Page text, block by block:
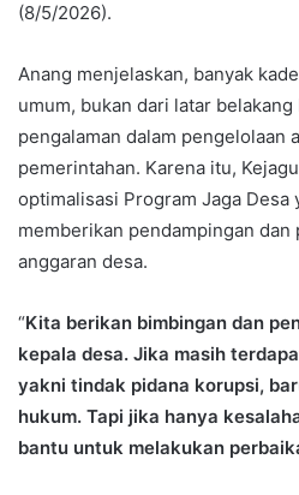
(8/5/2026).
Anang menjelaskan, banyak
umum, bukan dari latar
pengalaman dalam pengelolaan
pemerintahan. Karena itu,
optimalisasi Program Jaga Desa
memberikan pendampingan dan
anggaran desa.
“Kita berikan bimbingan dan
kepala desa. Jika masih
yakni tindak pidana korupsi,
hukum. Tapi jika hanya
bantu untuk melakukan